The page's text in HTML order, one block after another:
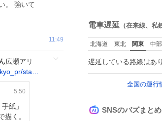
。 強いて
11:49
広瀬アリ
sta…
5:50
紙」
く。
数
電車遅延 （在来線、私
北海道 東北 関東 中部
遅延している路線はあ
全国の運行
SNSのバズまとめ